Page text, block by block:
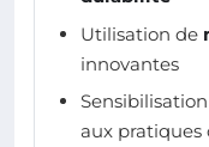
Utilisation de
innovantes
aux pratiques